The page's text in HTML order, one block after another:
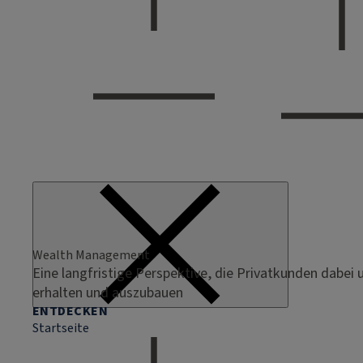
Wealth Management
Eine langfristige Perspektive, die Privatkunden
erhalten und auszubauen
ENTDECKEN
Startseite